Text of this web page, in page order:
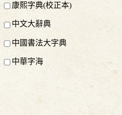
康熙字典(校正本)
中文大辭典
中國書法大字典
中華字海